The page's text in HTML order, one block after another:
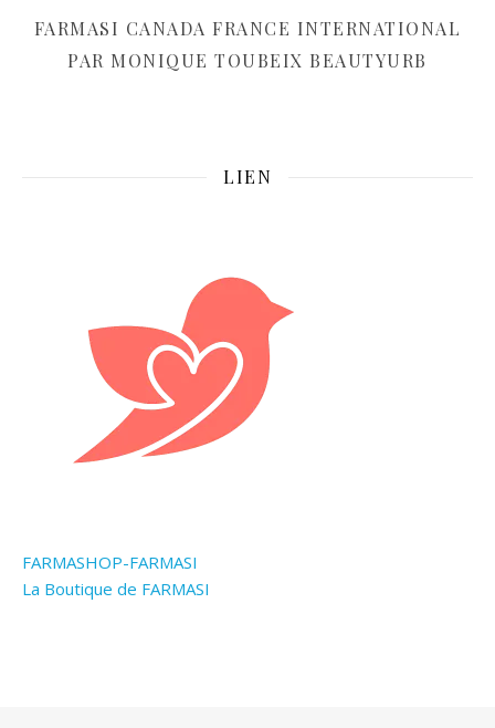
FARMASI CANADA FRANCE INTERNATIONAL
PAR MONIQUE TOUBEIX BEAUTYURB
LIEN
FARMASHOP-FARMASI
La Boutique de FARMASI